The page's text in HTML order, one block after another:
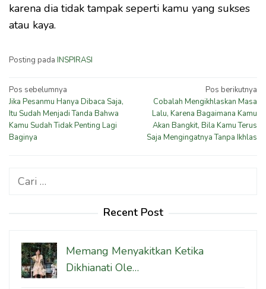
karena dia tidak tampak seperti kamu yang sukses
atau kaya.
Posting pada INSPIRASI
Navigasi
pos
Pos sebelumnya
Jika Pesanmu Hanya Dibaca Saja,
Itu Sudah Menjadi Tanda Bahwa
Kamu Sudah Tidak Penting Lagi
Baginya
Pos berikutnya
Cobalah Mengikhlaskan Masa
Lalu, Karena Bagaimana Kamu
Akan Bangkit, Bila Kamu Terus
Saja Mengingatnya Tanpa Ikhlas
Cari
Recent Post
Memang Menyakitkan Ketika
Dikhianati Ole…